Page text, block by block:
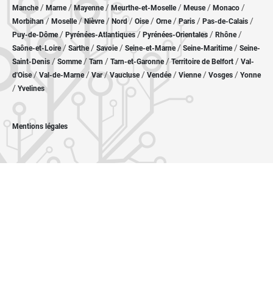
Manche/ Marne/ Mayenne/ Meurthe-et-Moselle/ Meuse/ Monaco /
Morbihan/ Moselle/ Nièvre / Nord/ Oise / Orne/Paris / Pas-de-Calais /
Puy-de-Dôme/ Pyrénées-Atlantiques / Pyrénées-Orientales / Rhône/
Saône-et-Loire/ Sarthe/ Savoie/ Seine-et-Marne/ Seine-Maritime/ Seine-
Saint-Denis /Somme/ Tarn / Tarn-et-Garonne/Territoire de Belfort / Val-
d'Oise/ Val-de-Marne/Var/Vaucluse/ Vendée/ Vienne/ Vosges / Yonne
/ Yvelines
Mentions légales